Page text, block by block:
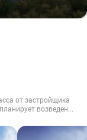
от застройщика
возведен...